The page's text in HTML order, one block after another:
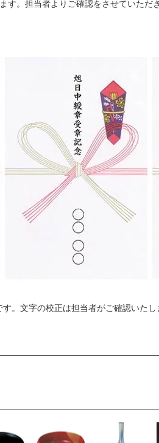
す。担当者よりご確認をさせていただ
。文字の校正は担当者がご確認いた